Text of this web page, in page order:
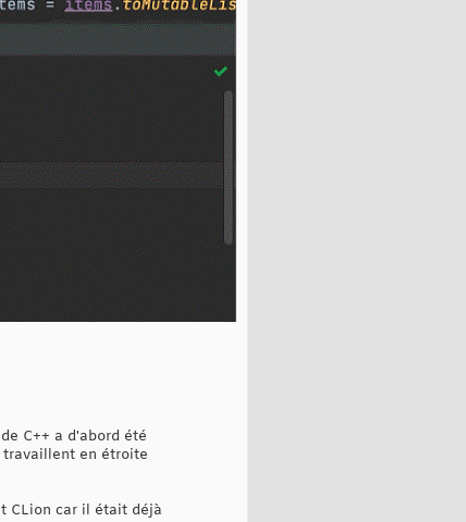
C++ a d'abord été
travaillent en étroite
CLion car il était déjà